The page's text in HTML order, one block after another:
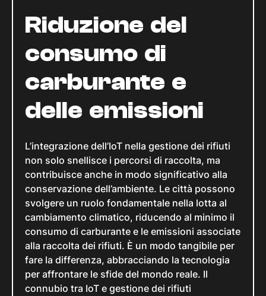
Riduzione del
consumo di
carburante e
delle emissioni
L’integrazione dell’IoT nella gestione dei rifiuti
non solo snellisce i percorsi di raccolta, ma
contribuisce anche in modo significativo alla
conservazione dell’ambiente. Le città possono
svolgere un ruolo fondamentale nella lotta al
cambiamento climatico, riducendo al minimo il
consumo di carburante e le emissioni associate
alla raccolta dei rifiuti. È un modo tangibile per
fare la differenza, abbracciando la tecnologia
per affrontare le sfide del mondo reale. Il
connubio tra IoT e gestione dei rifiuti